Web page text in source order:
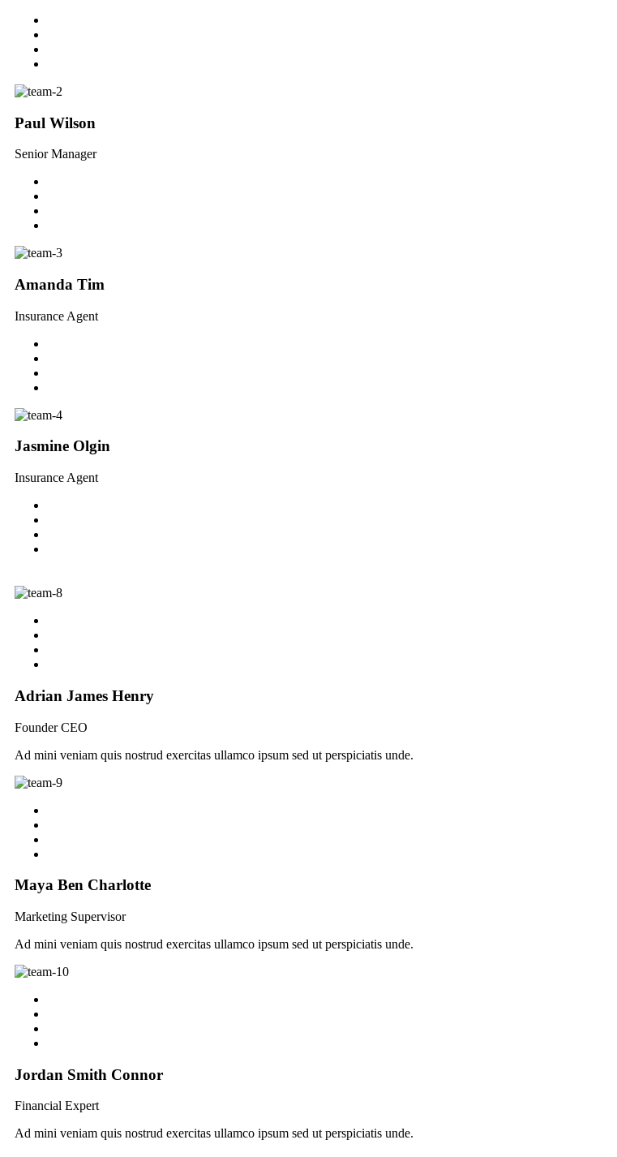
Paul Wilson
Senior Manager
Amanda Tim
Insurance Agent
Jasmine Olgin
Insurance Agent
Adrian James Henry
Founder CEO
Ad mini veniam quis nostrud exercitas ullamco ipsum sed ut perspiciatis unde.
Maya Ben Charlotte
Marketing Supervisor
Ad mini veniam quis nostrud exercitas ullamco ipsum sed ut perspiciatis unde.
Jordan Smith Connor
Financial Expert
Ad mini veniam quis nostrud exercitas ullamco ipsum sed ut perspiciatis unde.